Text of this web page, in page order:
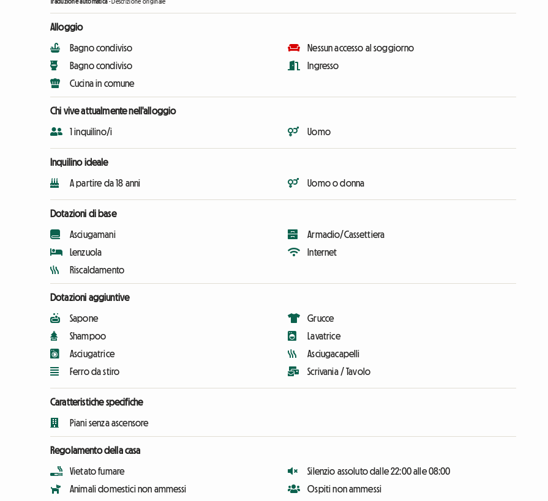
Traduzione automatica-Descrizione originale
Alloggio
Bagno condiviso
Bagno condiviso
Cucina in comune
Nessun accesso al soggiorno
Ingresso
Chi vive attualmente nell'alloggio
1 inquilino/i Uomo
Inquilino ideale
A partire da 18 anni Uomo o donna
Dotazioni di base
Asciugamani
Lenzuola
Riscaldamento
Armadio/Cassettiera
Internet
Dotazioni aggiuntive
Sapone
Shampoo
Asciugatrice
Ferro da stiro
Grucce
Lavatrice
Asciugacapelli
Scrivania / Tavolo
Caratteristiche specifiche
Piani senza ascensore
Regolamento della casa
Vietato fumare
Animali domestici non ammessi
Silenzio assoluto dalle 22:00 alle 08:00
Ospiti non ammessi